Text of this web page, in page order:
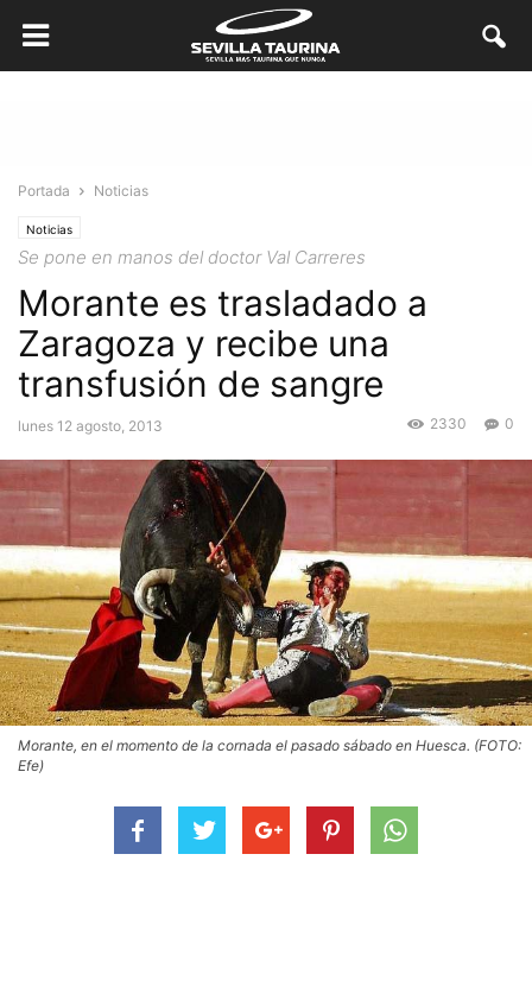
Portada Noticias
Noticias
Se pone en manos del doctor Val Carreres
Morante es trasladado a
Zaragoza y recibe una
transfusión de sangre
lunes 12 agosto, 2013 0
2330
Morante, en el momento de la cornada el pasado sábado en Huesca. (FOTO:
Efe)